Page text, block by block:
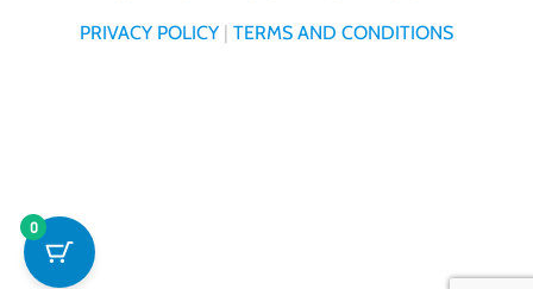
PRIVACY POLICY | TERMS AND CONDITIONS
0